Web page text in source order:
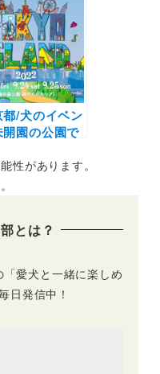
都/犬のイベン
開園の公園で
外音楽フェス
ョー・アイ
ットランド
用意
性があります。
とは？
愛犬と一緒に楽しめ
日発信中！